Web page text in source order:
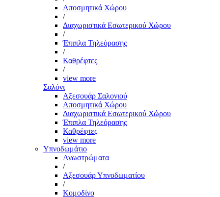
Αποσμητικά Χώρου
/
Διαχωριστικά Εσωτερικού Χώρου
/
Έπιπλα Τηλεόρασης
/
Καθρέφτες
/
view more
Σαλόνι
Αξεσουάρ Σαλονιού
Αποσμητικά Χώρου
Διαχωριστικά Εσωτερικού Χώρου
Έπιπλα Τηλεόρασης
Καθρέφτες
view more
Υπνοδωμάτιο
Ανωστρώματα
/
Αξεσουάρ Υπνοδωματίου
/
Κομοδίνο